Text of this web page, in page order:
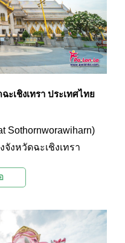
ะเชิงเทรา ประเทศไทย
Sothornworawiharn)
งหวัดฉะเชิงเทรา
าวเมืองและผู้คนจาก
นทางมากราบสักการะ
ะแก้บน กันอย่างเนือง